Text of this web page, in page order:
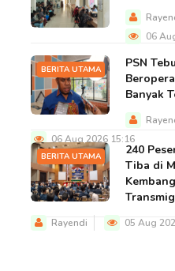
06
BERITA UTAMA
PSN
Banyak
06 Aug 2026 15:16
BERITA UTAMA
240
Tiba di
Rayendi 05 Aug